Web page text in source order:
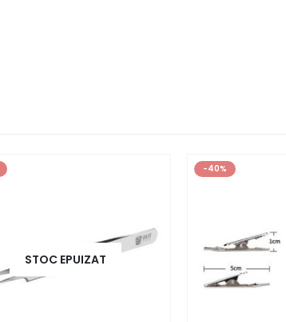
STOC EPUIZAT
-40%